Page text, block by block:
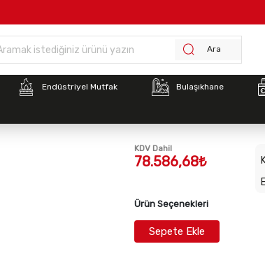
Ara
Endüstriyel Mutfak Bulaşıkhane
Stok Kodu:INO-9GR007
İnoksan 9GR007 Üst
KDV Dahil
78.586,68₺
Ürün Seçenekleri
Sepete Ekle